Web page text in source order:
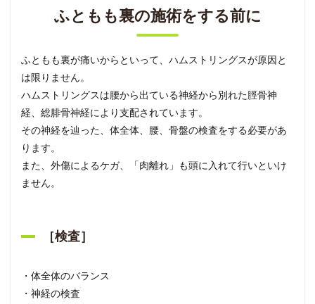
ふともも裏の施術をする前に
ふともも裏が痛いからといって、ハムストリングスが原因と
は限りません。
ハムストリングスは腰から出ている神経から別れた脛骨神
経、総腓骨神経により支配されています。
その神経を辿った、体全体、腰、骨盤の検査をする必要があ
ります。
また、外傷によるケガ、「肉離れ」も頭に入れて行いといけ
ません。
［検査］
・体全体のバランス
・神経の検査